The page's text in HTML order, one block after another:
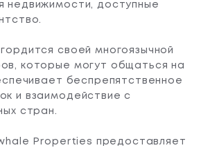
недвижимости, доступные
своей многоязычной
которые могут общаться на
беспрепятственное
и взаимодействие с
стран.
Properties предоставляет